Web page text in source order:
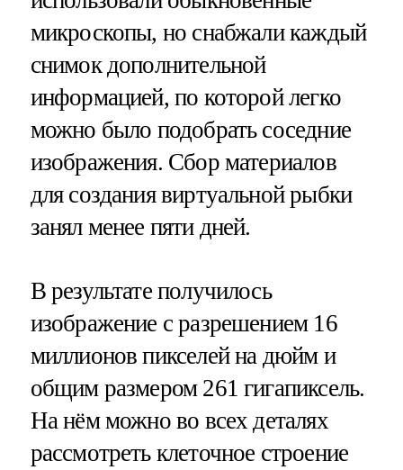
микроскопы, но снабжали каждый
снимок дополнительной
информацией, по которой легко
можно было подобрать соседние
изображения. Сбор материалов
для создания виртуальной рыбки
занял менее пяти дней.
В результате получилось
изображение с разрешением 16
миллионов пикселей на дюйм и
общим размером 261 гигапиксель.
На нём можно во всех деталях
рассмотреть клеточное строение